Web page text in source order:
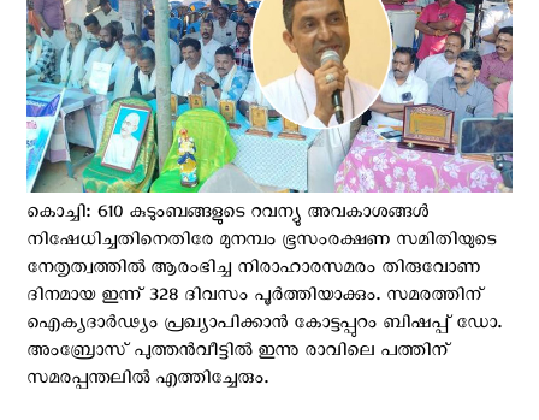
കൊച്ചി: 610 കുടുംബങ്ങളുടെ റവന്യു അവകാശങ്ങൾ
നിഷേധിച്ചതിനെതിരേ മുനമ്പം ഭൂസംരക്ഷണ സമിതിയുടെ
നേതൃത്വത്തിൽ ആരംഭിച്ച നിരാഹാരസമരം തിരുവോണ
ദിനമായ ഇന്ന് 328 ദിവസം പൂർത്തിയാക്കും. സമരത്തിന്
ഐക്യദാർഢ്യം പ്രഖ്യാപിക്കാൻ കോട്ടപ്പുറം ബിഷപ്പ് ഡോ.
അംബ്രോസ് പുത്തൻവീട്ടിൽ ഇന്നു രാവിലെ പത്തിന്
സമരപ്പന്തലിൽ എത്തിച്ചേരും.